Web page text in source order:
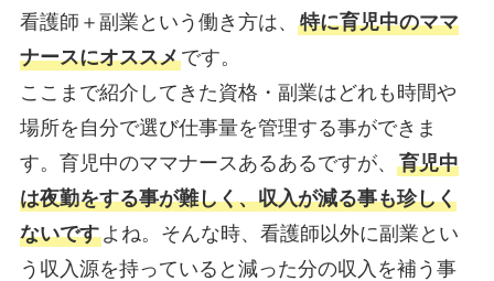
看護師＋副業という働き方は、 特に育児中のママ
ナースにオススメです。
ここまで紹介してきた資格・副業はどれも時間や
場所を自分で選び仕事量を管理する事ができま
す。育児中のママナースあるあるですが、 育児中
は夜勤をする事が難しく、収入が減る事も珍しく
ないですよね。そんな時、看護師以外に副業とい
う収入源を持っていると減った分の収入を補う事